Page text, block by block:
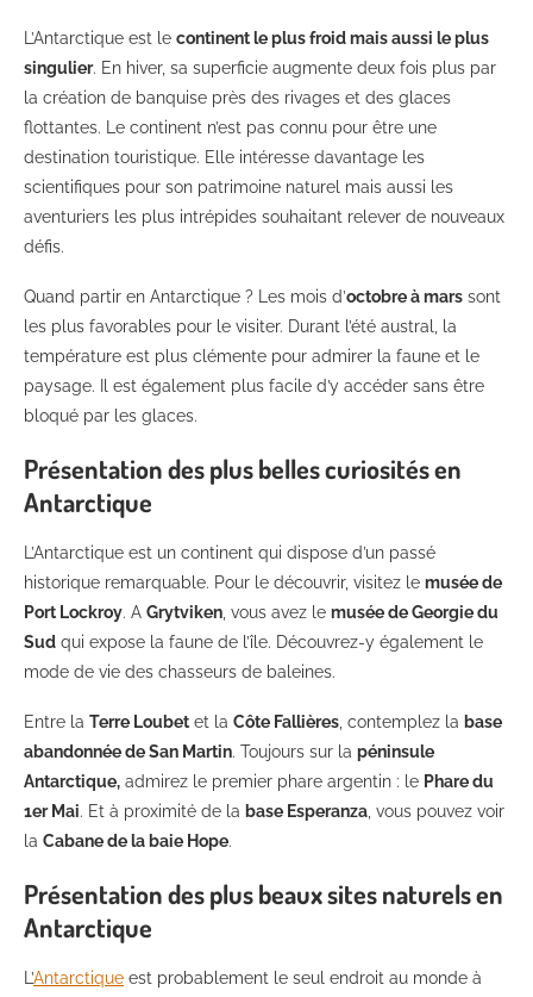
L’Antarctique est le continent le plus froid mais aussi le plus
singulier. En hiver, sa superficie augmente deux fois plus par
la création de banquise près des rivages et des glaces
flottantes. Le continent n’est pas connu pour être une
destination touristique. Elle intéresse davantage les
scientifiques pour son patrimoine naturel mais aussi les
aventuriers les plus intrépides souhaitant relever de nouveaux
défis.
Quand partir en Antarctique ? Les mois d’octobre à mars sont
les plus favorables pour le visiter. Durant l’été austral, la
température est plus clémente pour admirer la faune et le
paysage. Il est également plus facile d’y accéder sans être
bloqué par les glaces.
Présentation des plus belles curiosités en
Antarctique
L’Antarctique est un continent qui dispose d’un passé
historique remarquable. Pour le découvrir, visitez le musée de
Port Lockroy. A Grytviken, vous avez le musée de Georgie du
Sud qui expose la faune de l’île. Découvrez-y également le
mode de vie des chasseurs de baleines.
Entre la Terre Loubet et la Côte Fallières, contemplez la base
abandonnée de San Martin. Toujours sur la péninsule
Antarctique, admirez le premier phare argentin : le Phare du
1er Mai. Et à proximité de la base Esperanza, vous pouvez voir
la Cabane de la baie Hope.
Présentation des plus beaux sites naturels en
Antarctique
L’Antarctique est probablement le seul endroit au monde à